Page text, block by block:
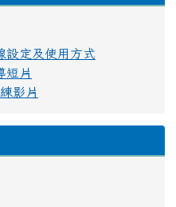
設定及使用方式
短片
影片